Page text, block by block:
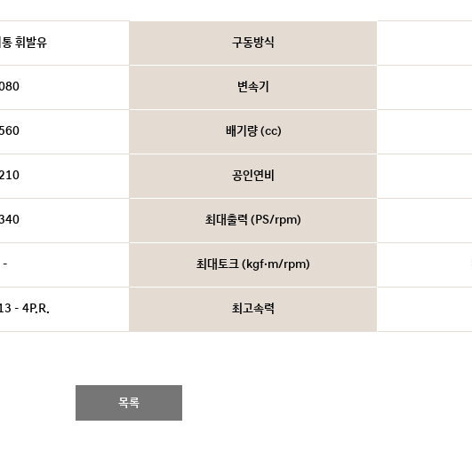
휘발유 구동방식
변속기
배기량 (cc)
공인연비
최대출력 (PS/rpm)
- 최대토크 (kgf·m/rpm)
- 4P.R. 최고속력
목록